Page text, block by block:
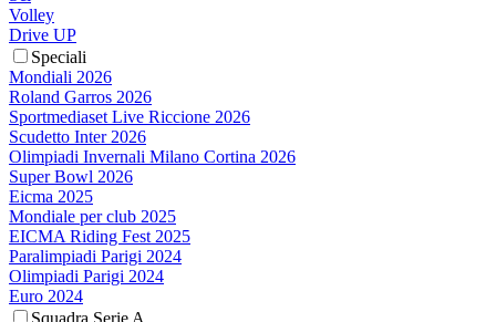
Volley
Drive UP
Speciali
Mondiali 2026
Roland Garros 2026
Sportmediaset Live Riccione 2026
Scudetto Inter 2026
Olimpiadi Invernali Milano Cortina 2026
Super Bowl 2026
Eicma 2025
Mondiale per club 2025
EICMA Riding Fest 2025
Paralimpiadi Parigi 2024
Olimpiadi Parigi 2024
Euro 2024